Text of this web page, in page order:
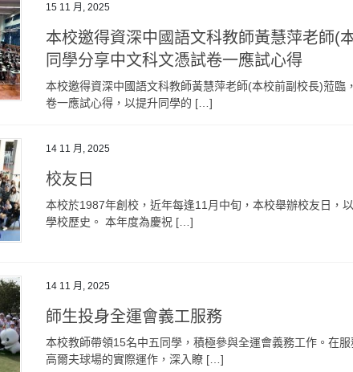
15 11 月, 2025
本校邀得資深中國語文科教師黃慧萍老師(
同學分享中文科文憑試卷一應試心得
本校邀得資深中國語文科教師黃慧萍老師(本校前副校長)蒞臨
卷一應試心得，以提升同學的 […]
14 11 月, 2025
校友日
本校於1987年創校，近年每逢11月中旬，本校舉辦校友日，
學校歷史。 本年度為慶祝 […]
14 11 月, 2025
師生投身全運會義工服務
本校教師帶領15名中五同學，積極參與全運會義務工作。在
高爾夫球場的實際運作，深入瞭 […]